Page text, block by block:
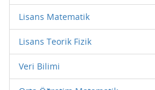
Lisans Matematik
Lisans Teorik Fizik
Veri Bilimi